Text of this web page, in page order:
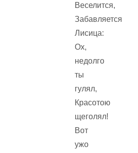
Веселится,
Забавляется
Лисица:
Ох,
недолго
ты
гулял,
Красотою
щеголял!
Вот
ужо